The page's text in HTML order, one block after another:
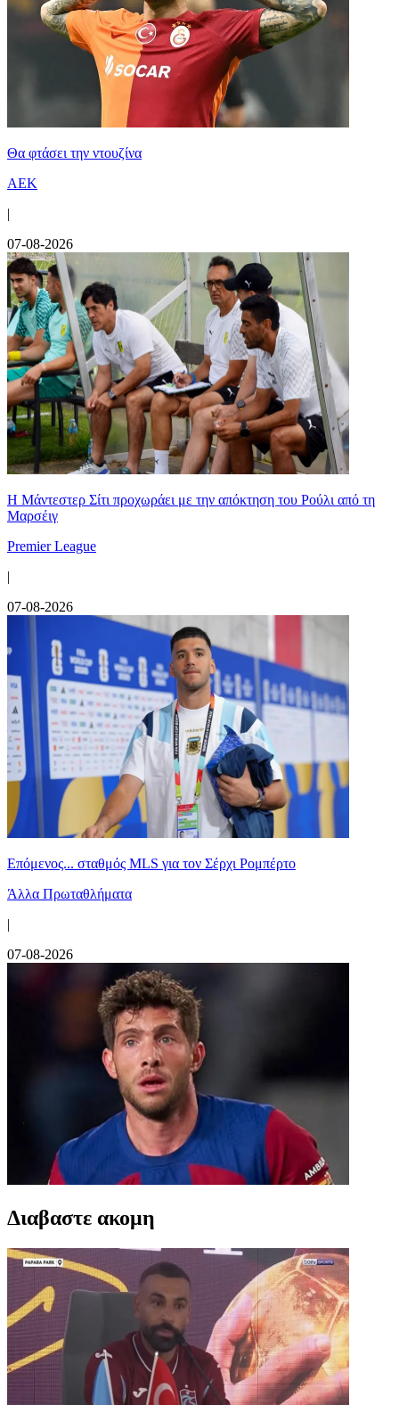
Θα φτάσει την ντουζίνα
ΑΕΚ
|
07-08-2026
Η Μάντεστερ Σίτι προχωράει με την απόκτηση του Ρούλι από τη
Μαρσέιγ
Premier League
|
07-08-2026
Επόμενος... σταθμός MLS για τον Σέρχι Ρομπέρτο
Άλλα Πρωταθλήματα
|
07-08-2026
Διαβαστε ακομη